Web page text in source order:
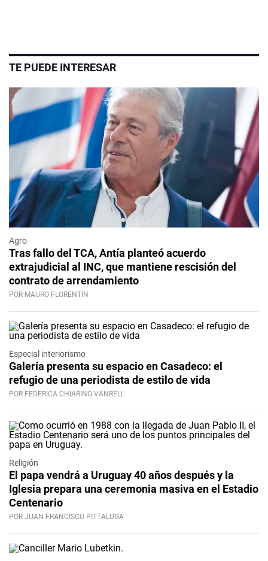
TE PUEDE INTERESAR
Agro
Tras fallo del TCA, Antía planteó acuerdo
extrajudicial al INC, que mantiene rescisión del
contrato de arrendamiento
POR MAURO FLORENTÍN
Especial interiorismo
Galería presenta su espacio en Casadeco: el
refugio de una periodista de estilo de vida
POR FEDERICA CHIARINO VANRELL
Religión
El papa vendrá a Uruguay 40 años después y la
Iglesia prepara una ceremonia masiva en el Estadio
Centenario
POR JUAN FRANCISCO PITTALUGA